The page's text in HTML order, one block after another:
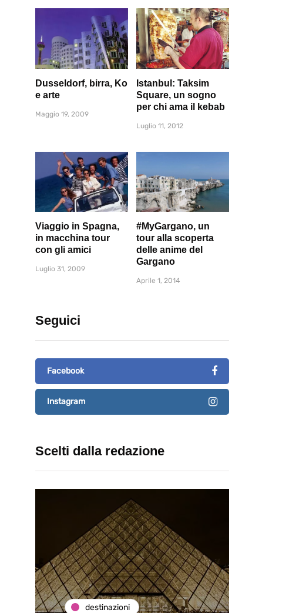
Dusseldorf, birra, Ko
e arte
Maggio 19, 2009
Istanbul: Taksim
Square, un sogno
per chi ama il kebab
Luglio 11, 2012
Viaggio in Spagna,
in macchina tour
con gli amici
Luglio 31, 2009
#MyGargano, un
tour alla scoperta
delle anime del
Gargano
Aprile 1, 2014
Seguici
Facebook
Instagram
Scelti dalla redazione
destinazioni